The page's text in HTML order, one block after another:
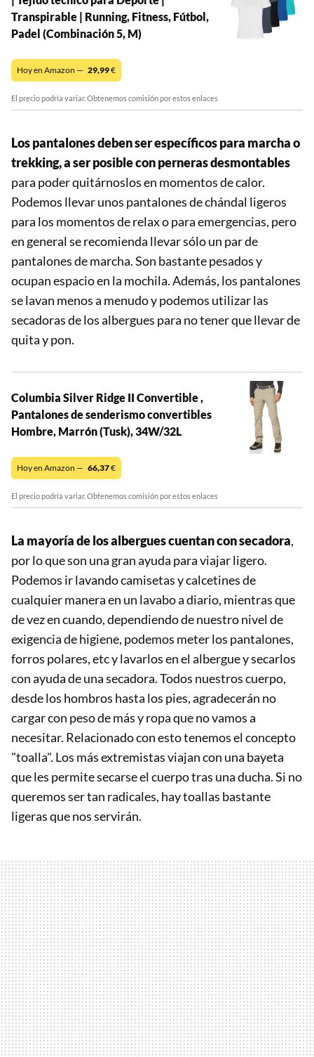
Transpirable | Running, Fitness, Fútbol,
Padel (Combinación 5, M)
Hoy en Amazon — 29,99€
El precio podría variar. Obtenemos comisión por estos enlaces
Los pantalones deben ser específicos para marcha o
trekking, a ser posible con perneras desmontables
para poder quitárnoslos en momentos de calor.
Podemos llevar unos pantalones de chándal ligeros
para los momentos de relax o para emergencias, pero
en general se recomienda llevar sólo un par de
pantalones de marcha. Son bastante pesados y
ocupan espacio en la mochila. Además, los pantalones
se lavan menos a menudo y podemos utilizar las
secadoras de los albergues para no tener que llevar de
quita y pon.
Columbia Silver Ridge II Convertible ,
Pantalones de senderismo convertibles
Hombre, Marrón (Tusk), 34W/32L
Hoy en Amazon — 66,37€
El precio podría variar. Obtenemos comisión por estos enlaces
La mayoría de los albergues cuentan con secadora,
por lo que son una gran ayuda para viajar ligero.
Podemos ir lavando camisetas y calcetines de
cualquier manera en un lavabo a diario, mientras que
de vez en cuando, dependiendo de nuestro nivel de
exigencia de higiene, podemos meter los pantalones,
forros polares, etc y lavarlos en el albergue y secarlos
con ayuda de una secadora. Todos nuestros cuerpo,
desde los hombros hasta los pies, agradecerán no
cargar con peso de más y ropa que no vamos a
necesitar. Relacionado con esto tenemos el concepto
"toalla". Los más extremistas viajan con una bayeta
que les permite secarse el cuerpo tras una ducha. Si no
queremos ser tan radicales, hay toallas bastante
ligeras que nos servirán.